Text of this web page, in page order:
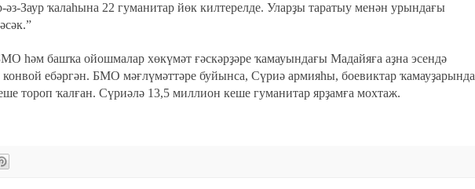
Заур ҡалаһына 22 гуманитар йөк килтерелде. Уларҙы таратыу менән урындағы
һәм башҡа ойошмалар хөкүмәт ғәскәрҙәре ҡамауындағы Мадайяға аҙна эсендә
конвой ебәргән. БМО мәғлүмәттәре буйынса, Сүриә армияһы, боевиктар ҡамауҙарында
тороп ҡалған. Сүриәлә 13,5 миллион кеше гуманитар ярҙамға мохтаж.